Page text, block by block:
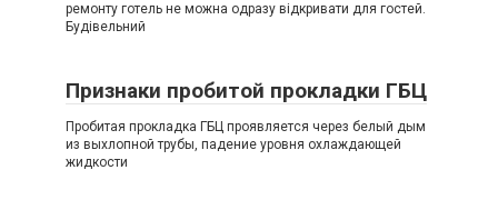
ремонту готель не можна одразу відкривати для гостей.
Будівельний
Признаки пробитой прокладки ГБЦ
Пробитая прокладка ГБЦ проявляется через белый дым
из выхлопной трубы, падение уровня охлаждающей
жидкости